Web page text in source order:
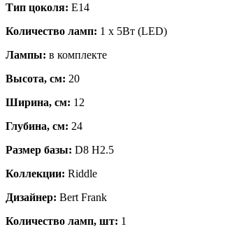
Тип цоколя: E14
Количество ламп: 1 x 5Вт (LED)
Лампы: в комплекте
Высота, см: 20
Ширина, см: 12
Глубина, см: 24
Размер базы: D8 H2.5
Коллекции: Riddle
Дизайнер: Bert Frank
Количество ламп, шт: 1